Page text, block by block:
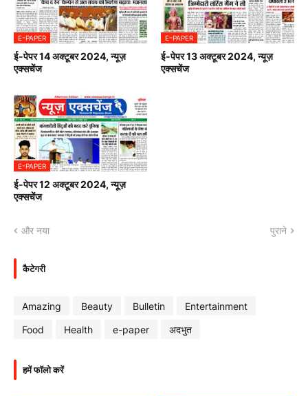
E-PAPER
ई-पेपर 14 अक्टूबर 2024, न्यूज़
एक्सचेंज
E-PAPER
ई-पेपर 13 अक्टूबर 2024, न्यूज़
एक्सचेंज
E-PAPER
ई-पेपर 12 अक्टूबर 2024, न्यूज़
एक्सचेंज
और नया पुराने
कैटेगरी
Amazing Beauty Bulletin
Entertainment
Food
Health e-paper अदभुत
हमें फॉलो करें